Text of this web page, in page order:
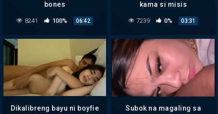
bones
8241 100% 06:42
kama si misis
7239 0% 03:31
Dikalibreng bayu ni boyfie
Subok na magaling sa